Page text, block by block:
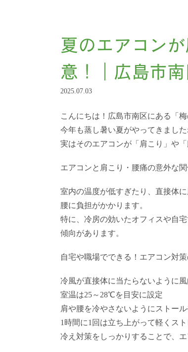
夏のエアコン
意！｜広島市
2025.07.03
こんにちは！広島市南区にある「梅
今年も蒸し暑い夏がやってきまし
実はそのエアコンが「肩こり」や
エアコンと肩こり・腰痛の意外な
室内の温度が低すぎたり、直接体
腰に負担がかかります。
特に、冷房の効いたオフィスや自
傾向があります。
自宅や職場でできる！エアコン対
冷風が直接体に当たらないように
室温は25～28℃を目安に設定
肩や腰を冷やさないようにストー
1時間に1回は立ち上がって軽くス
冷え対策をしっかりすることで、